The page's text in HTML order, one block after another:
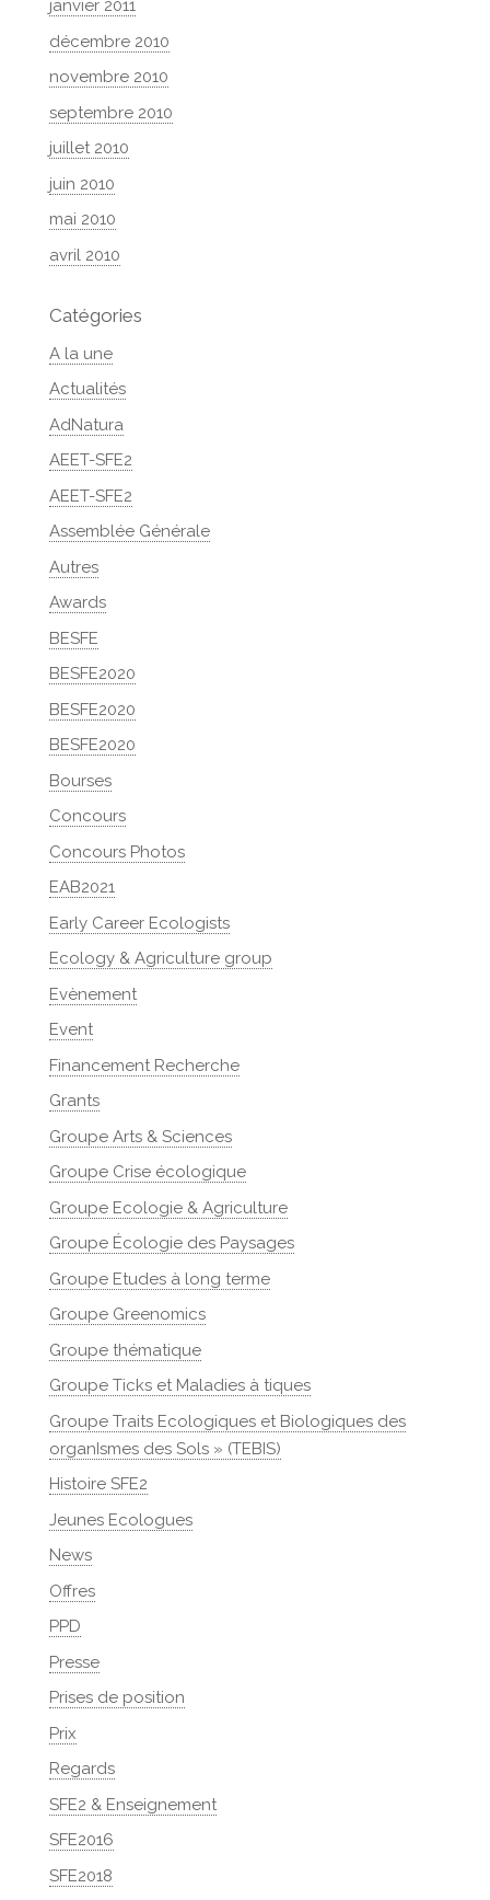
janvier 2011
décembre 2010
novembre 2010
septembre 2010
juillet 2010
juin 2010
mai 2010
avril 2010
Catégories
A la une
Actualités
AdNatura
AEET-SFE2
AEET-SFE2
Assemblée Générale
Autres
Awards
BESFE
BESFE2020
BESFE2020
BESFE2020
Bourses
Concours
Concours Photos
EAB2021
Early Career Ecologists
Ecology & Agriculture group
Evènement
Event
Financement Recherche
Grants
Groupe Arts & Sciences
Groupe Crise écologique
Groupe Ecologie & Agriculture
Groupe Écologie des Paysages
Groupe Etudes à long terme
Groupe Greenomics
Groupe thématique
Groupe Ticks et Maladies à tiques
Groupe Traits Ecologiques et Biologiques des
organIsmes des Sols » (TEBIS)
Histoire SFE2
Jeunes Ecologues
News
Offres
PPD
Presse
Prises de position
Prix
Regards
SFE2 & Enseignement
SFE2016
SFE2018